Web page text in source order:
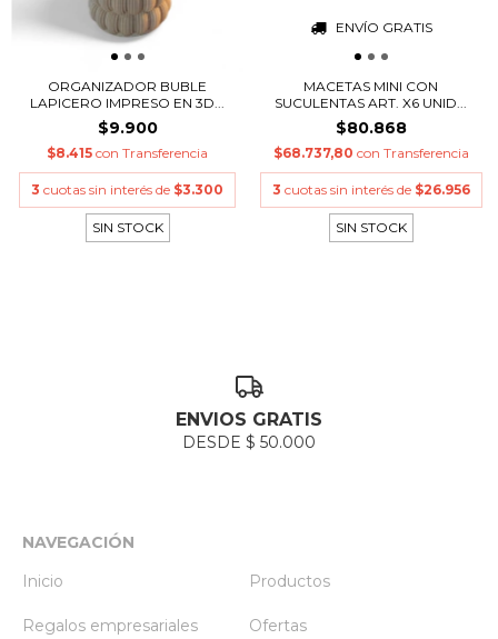
ORGANIZADOR BUBLE
LAPICERO IMPRESO EN 3D...
$9.900
$8.415 con Transferencia
3 cuotas sin interés de $3.300
SIN STOCK
ENVÍO GRATIS
MACETAS MINI CON
SUCULENTAS ART. X6 UNID...
$80.868
$68.737,80 con Transferencia
3 cuotas sin interés de $26.956
SIN STOCK
ENVIOS GRATIS
DESDE $ 50.000
NAVEGACIÓN
Inicio
Productos
Regalos empresariales Ofertas